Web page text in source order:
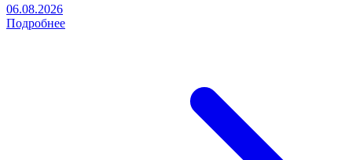
06.08.2026
Подробнее